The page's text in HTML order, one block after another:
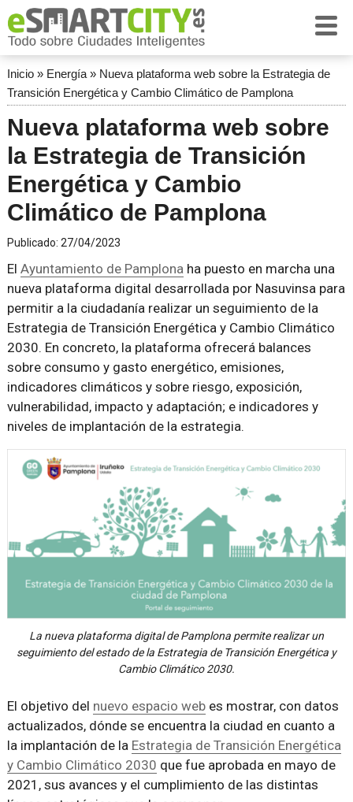
Inicio» Energía» Nueva plataforma web sobre la Estrategia de
Transición Energética y Cambio Climático de Pamplona
Nueva plataforma web sobre
la Estrategia de Transición
Energética y Cambio
Climático de Pamplona
Publicado: 27/04/2023
El Ayuntamiento de Pamplonaha puesto en marcha una
nueva plataforma digital desarrollada por Nasuvinsa para
permitir a la ciudadanía realizar un seguimiento de la
Estrategia de Transición Energética y Cambio Climático
2030. En concreto, la plataforma ofrecerá balances
sobre consumo y gasto energético, emisiones,
indicadores climáticos y sobre riesgo, exposición,
vulnerabilidad, impacto y adaptación; e indicadores y
niveles de implantación de la estrategia.
La nueva plataforma digital de Pamplona permite realizar un
seguimiento del estado de la Estrategia de Transición Energética y
Cambio Climático 2030.
El objetivo del nuevo espacio webes mostrar, con datos
actualizados, dónde se encuentra la ciudad en cuanto a
la implantación de la Estrategia de Transición Energética
y Cambio Climático 2030 que fue aprobada en mayo de
2021, sus avances y el cumplimiento de las distintas